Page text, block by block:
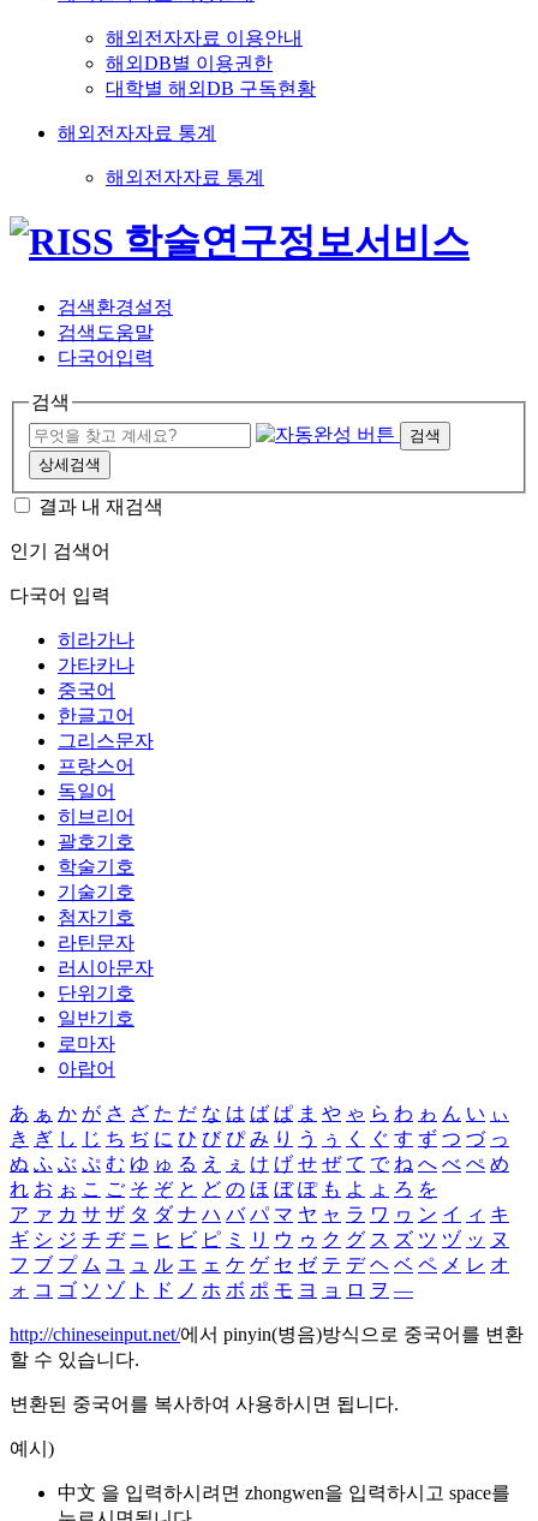
해외전자자료 이용안내
해외DB별 이용권한
대학별 해외DB 구독현황
해외전자자료 통계
해외전자자료 통계
검색환경설정
검색도움말
다국어입력
검색
검색
상세검색
결과 내 재검색
인기 검색어
다국어 입력
히라가나
가타카나
중국어
한글고어
그리스문자
프랑스어
독일어
히브리어
괄호기호
학술기호
기술기호
첨자기호
라틴문자
러시아문자
단위기호
일반기호
로마자
아랍어
あ ぁ か が さ ざ た だ な は ば ぱ ま や ゃ ら わ ゎ ん い ぃ
き ぎ し じ ち ぢ に ひ び ぴ み り う ぅ く ぐ す ず つ づ っ
ぬ ふ ぶ ぷ む ゆ ゅ る え ぇ け げ せ ぜ て で ね へ べ ぺ め
れ お ぉ こ ご そ ぞ と ど の ほ ぼ ぽ も よ ょ ろ を
ア ァ カ サ ザ タ ダ ナ ハ バ パ マ ヤ ャ ラ ワ ヮ ン イ ィ キ
ギ シ ジ チ ヂ ニ ヒ ビ ピ ミ リ ウ ゥ ク グ ス ズ ツ ヅ ッ ヌ
フ ブ プ ム ユ ュ ル エ ェ ケ ゲ セ ゼ テ デ ヘ ベ ペ メ レ オ
ォ コ ゴ ソ ゾ ト ド ノ ホ ボ ポ モ ヨ ョ ロ ヲ ―
http://chineseinput.net/에서 pinyin(병음)방식으로 중국어를 변환
할 수 있습니다.
변환된 중국어를 복사하여 사용하시면 됩니다.
예시)
中文 을 입력하시려면 zhongwen을 입력하시고 space를